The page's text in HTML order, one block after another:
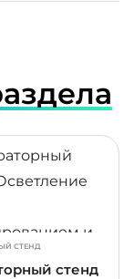
СТЕНД
стенд